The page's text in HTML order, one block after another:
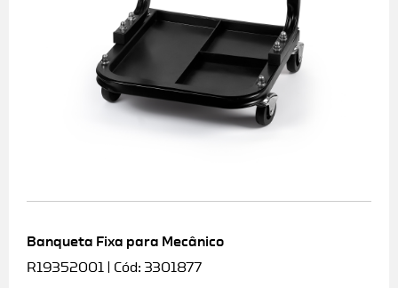
Banqueta Fixa para Mecânico
R19352001 | Cód: 3301877